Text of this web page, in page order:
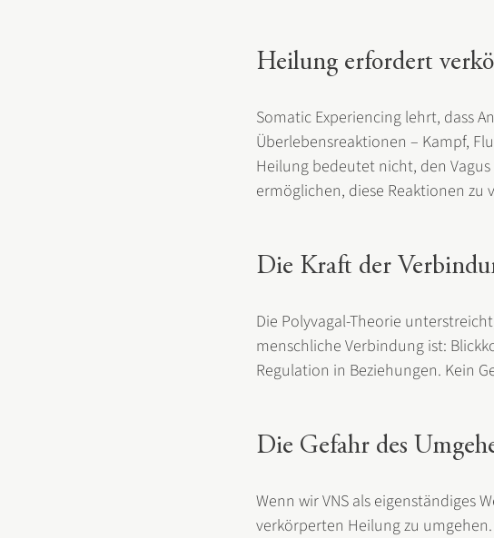
Heilung erfordert
Somatic Experiencing lehrt, dass
Überlebensreaktionen – Kampf,
Heilung bedeutet nicht, den
ermöglichen, diese Reaktionen
Die Kraft der
Die Polyvagal-Theorie
menschliche Verbindung ist:
Regulation in Beziehungen. Kein
Die Gefahr des
Wenn wir VNS als eigenständiges
verkörperten Heilung zu